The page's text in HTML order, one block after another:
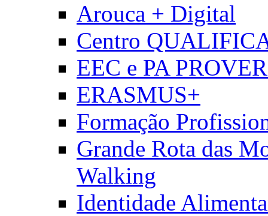
Arouca + Digital
Centro
EEC e PA
ERASMUS+
Formação
Grande Rota das
Walking
Identidade